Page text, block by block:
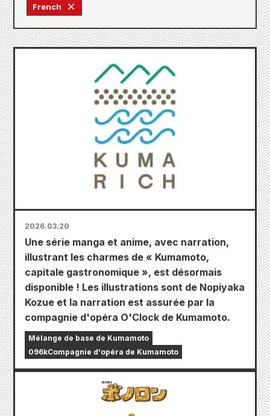
French
2026.03.20
Une série manga et anime, avec narration,
illustrant les charmes de « Kumamoto,
capitale gastronomique », est désormais
disponible ! Les illustrations sont de Nopiyaka
Kozue et la narration est assurée par la
compagnie d'opéra O'Clock de Kumamoto.
Mélange de base de Kumamoto
096kCompagnie d'opéra de Kumamoto